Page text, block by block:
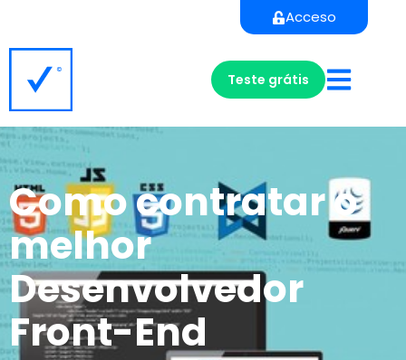
Acceso
Teste grátis
Como contratar o
melhor
Desenvolvedor
Front-End